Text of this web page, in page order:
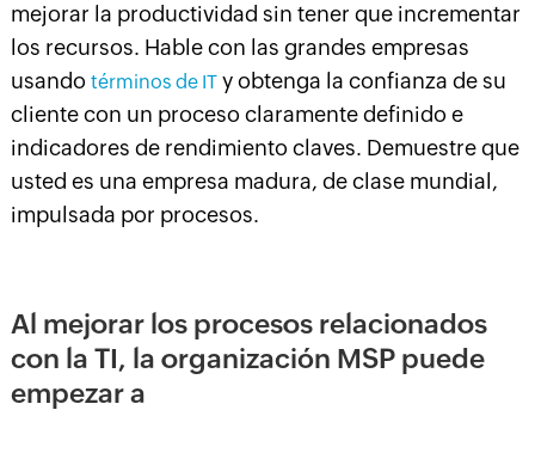
mejorar la productividad sin tener que incrementar
los recursos. Hable con las grandes empresas
usando términos de ITy obtenga la confianza de su
cliente con un proceso claramente definido e
indicadores de rendimiento claves. Demuestre que
usted es una empresa madura, de clase mundial,
impulsada por procesos.
Al mejorar los procesos relacionados
con la TI, la organización MSP puede
empezar a